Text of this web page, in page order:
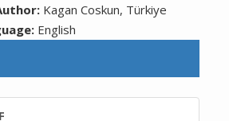
Kagan Coskun, Türkiye
English